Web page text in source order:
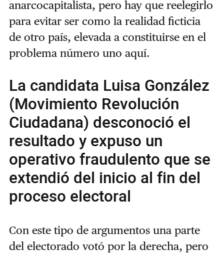
anarcocapitalista, pero hay que reelegirlo
para evitar ser como la realidad ficticia
de otro país, elevada a constituirse en el
problema número uno aquí.
La candidata Luisa González
(Movimiento Revolución
Ciudadana) desconoció el
resultado y expuso un
operativo fraudulento que se
extendió del inicio al fin del
proceso electoral
Con este tipo de argumentos una parte
del electorado votó por la derecha, pero